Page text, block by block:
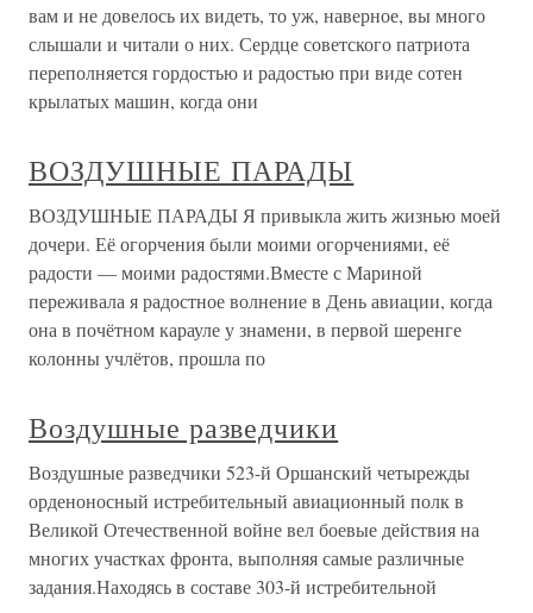
вам и не довелось их видеть, то уж, наверное, вы много
слышали и читали о них. Сердце советского патриота
переполняется гордостью и радостью при виде сотен
крылатых машин, когда они
ВОЗДУШНЫЕ ПАРАДЫ
ВОЗДУШНЫЕ ПАРАДЫ Я привыкла жить жизнью моей
дочери. Её огорчения были моими огорчениями, её
радости — моими радостями.Вместе с Мариной
переживала я радостное волнение в День авиации, когда
она в почётном карауле у знамени, в первой шеренге
колонны учлётов, прошла по
Воздушные разведчики
Воздушные разведчики 523-й Оршанский четырежды
орденоносный истребительный авиационный полк в
Великой Отечественной войне вел боевые действия на
многих участках фронта, выполняя самые различные
задания.Находясь в составе 303-й истребительной